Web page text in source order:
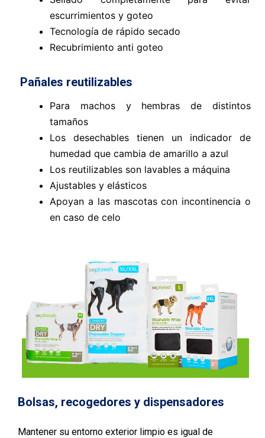
escurrimientos y goteo
Tecnología de rápido secado
Recubrimiento anti goteo
Pañales reutilizables
Para machos y hembras de distintos
tamaños
Los desechables tienen un indicador de
humedad que cambia de amarillo a azul
Los reutilizables son lavables a máquina
Ajustables y elásticos
Apoyan a las mascotas con incontinencia o
en caso de celo
Bolsas, recogedores y dispensadores
Mantener su entorno exterior limpio es igual de